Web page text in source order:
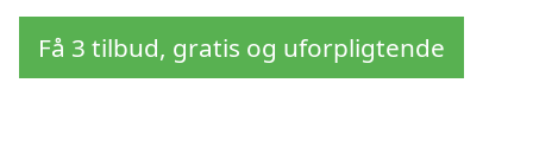
Få 3 tilbud, gratis og uforpligtende